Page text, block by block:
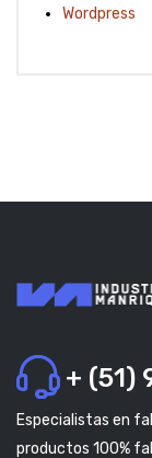
Wordpress
+ (51)
Especialistas en
productos 100%